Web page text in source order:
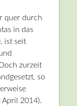
quer durch
in das
ist seit
zurzeit
so
April 2014).